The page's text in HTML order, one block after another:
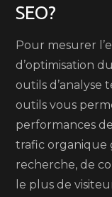
SEO?
Pour mesurer
d’optimisation
outils d’analyse
outils vous
performances
trafic organique
recherche, de
le plus de